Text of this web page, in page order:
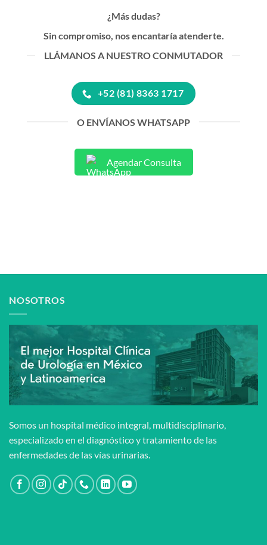
¿Más dudas?
Sin compromiso, nos encantaría atenderte.
LLÁMANOS A NUESTRO CONMUTADOR
+52 (81) 8363 1717
O ENVÍANOS WHATSAPP
Agendar Consulta
NOSOTROS
Somos un hospital médico integral, multidisciplinario,
especializado en el diagnóstico y tratamiento de las
enfermedades de las vías urinarias.